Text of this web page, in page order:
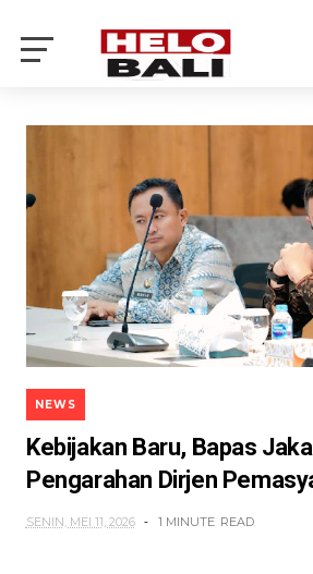
NEWS
Kebijakan Baru, Bapas
Pengarahan Dirjen
SENIN, MEI 11, 2026 1 MINUTE READ